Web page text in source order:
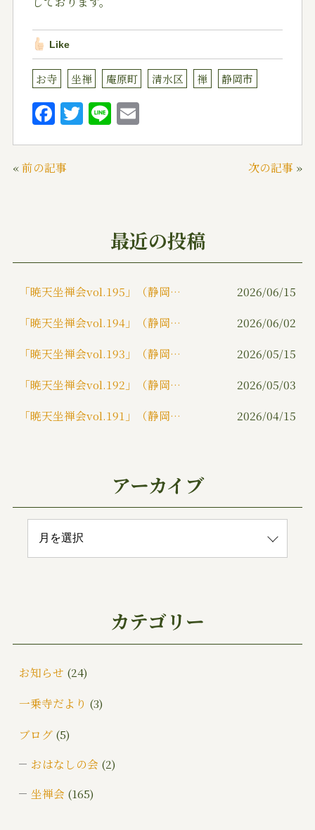
Like
お寺 坐禅 庵原町 清水区 禅 静岡市
F
a
c
e
k
T
w
Li
n
E
m
«前の記事 次の記事 »
最近の投稿
「暁天坐禅会vol.195」（静岡市）
2026/06/15
「暁天坐禅会vol.194」（静岡市）
2026/06/02
「暁天坐禅会vol.193」（静岡市）
2026/05/15
「暁天坐禅会vol.192」（静岡市）
2026/05/03
「暁天坐禅会vol.191」（静岡市）
2026/04/15
アーカイブ
カテゴリー
お知らせ (24)
一乗寺だより (3)
ブログ(5)
おはなしの会 (2)
坐禅会 (165)